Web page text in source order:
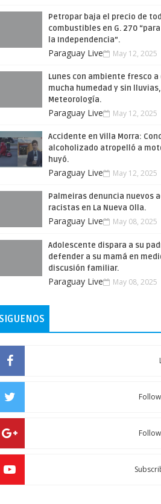
Petropar baja el precio de
combustibles en G. 270
la Independencia”.
Paraguay Live May 12, 2025
Lunes con ambiente fresco a
mucha humedad y sin
Meteorología.
Paraguay Live May 12, 2025
Accidente en Villa Morra:
alcoholizado atropelló a
huyó.
Paraguay Live May 12, 2025
Palmeiras denuncia nuevos
racistas en La Nueva Olla.
Paraguay Live May 08, 2025
Adolescente dispara a su
defender a su mamá en
discusión familiar.
Paraguay Live May 08, 2025
SIGUENOS